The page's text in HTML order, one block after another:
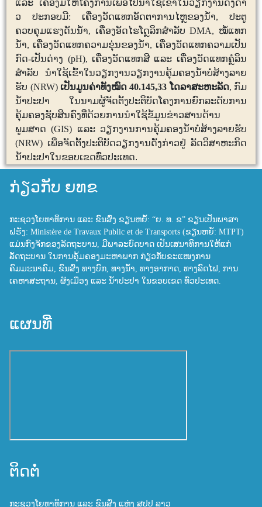
ແລະ
ເຄື່ອງມືໃຫ້ໂຄງການເພື່ອໄປນໍາໃຊ້ເຂົ້າໃນວຽກງານດັ່ງດ່າ
ວປະກອບມີ: ເຄື່ອງວັດແທກອັດຕາການໄຫຼຂອງນໍ້າ, ປະຕູ
ຄວບຄຸມແຮງດັນນໍ້າ, ເຄື່ອງອັດໄຮໂດຼລິກສໍາລັບ DMA, ໝໍ້ແທກ
ນໍ້າ, ເຄື່ອງວັດແທກຄວາມຂຸ່ນຂອງນໍ້າ, ເຄື່ອງວັດແທກຄວາມເປັນ
ກົດ-ເປັນດ່າງ (pH), ເຄື່ອງວັດແທກສີ ແລະ ເຄື່ອງວັດແທກຄຼໍລິນ
ສຳລັບ
ນຳໃຊ້ເຂົ້າໃນວຽກງານວຽກງານຄຸ້ມຄອງນໍ້າບໍ່ສ້າງລາຍ
ຮັບ (NRW) ເປັນມູນຄ່າທັງໝົດ 40.145,33 ໂດລາສະຫະລັດ, ກົມ
ນໍ້າປະປາ
ໃນນາມຜູ້ຈັດຕັ້ງປະຕິບັດໂຄງການຍົກລະດັບການ
ຄຸ້ມຄອງຊັບສິນຄົງທີ່ດ້ວຍການນໍາໃຊ້ຂໍ້ມູນຂ່າວສານດ້ານ
ພູມສາດ (GIS) ແລະ ວຽກງານການຄຸ້ມຄອງນ້ຳບໍ່ສ້າງລາຍຮັບ
(NRW) ເພື່ອຈັດຕັ້ງປະຕິບັດວຽກງານດັ່ງກ່າວຢູ່ ລັດວິສາຫະກິດ
ນໍ້າປະປາໃນຂອບເຂດທົ່ວປະເທດ.
ກ່ຽວກັບ ຍທຂ
ກະຊວງໂຍທາທິການ ແລະ ຂົນສົ່ງ ຂຽນຫຍໍ້: “ຍ. ທ. ຂ” ຂຽນເປັນພາສາ
ຝຣັ່ງ: Ministère de Travaux Public et de Transports (ຂຽນຫຍໍ້: MTPT)
ແມ່ນກົງຈັກຂອງລັດຖະບານ, ມີພາລະບົດບາດ ເປັນເສນາທິການໃຫ້ແກ່
ລັດຖະບານ ໃນການຄຸ້ມຄອງມະຫາພາກ ກ່ຽວກັບຂະແໜງການ
ຄົມມະນາຄົມ, ຂົນສົ່ງ ທາງບົກ, ທາງນ້ຳ, ທາງອາກາດ, ທາງລົດໄຟ, ການ
ເຄຫາສະຖານ, ຜັງເມືອງ ແລະ ນ້ຳປະປາ ໃນຂອບເຂດ ທົ່ວປະເທດ.
ແຜນທີ່
ຕິດຕໍ່
ກະຊວງໂຍທາທິການ ແລະ ຂົນສົ່ງ ແຫ່ງ ສປປ ລາວ